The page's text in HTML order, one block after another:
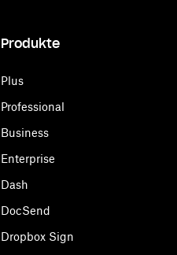
Produkte
Plus
Professional
Business
Enterprise
Dash
DocSend
Dropbox Sign